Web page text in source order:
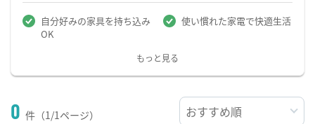
自分好みの家具を持ち込み
OK
使い慣れた家電で快適生活
もっと見る
0 件（1/1ページ）